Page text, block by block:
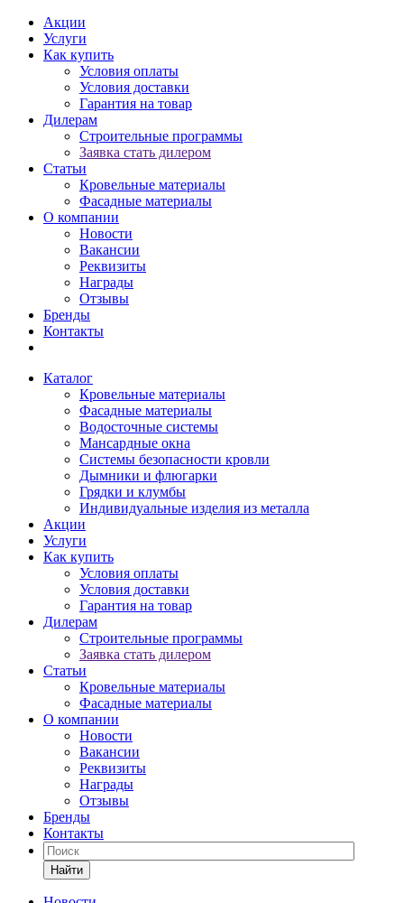
Акции
Услуги
Как купить
Условия оплаты
Условия доставки
Гарантия на товар
Дилерам
Строительные программы
Заявка стать дилером
Статьи
Кровельные материалы
Фасадные материалы
О компании
Новости
Вакансии
Реквизиты
Награды
Отзывы
Бренды
Контакты
Каталог
Кровельные материалы
Фасадные материалы
Водосточные системы
Мансардные окна
Системы безопасности кровли
Дымники и флюгарки
Грядки и клумбы
Индивидуальные изделия из металла
Акции
Услуги
Как купить
Условия оплаты
Условия доставки
Гарантия на товар
Дилерам
Строительные программы
Заявка стать дилером
Статьи
Кровельные материалы
Фасадные материалы
О компании
Новости
Вакансии
Реквизиты
Награды
Отзывы
Бренды
Контакты
Найти